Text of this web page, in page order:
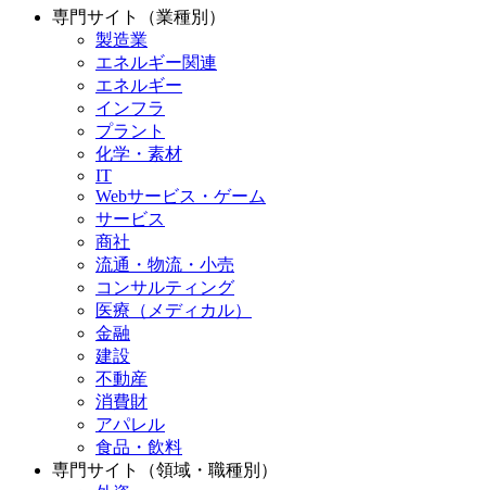
専門サイト（業種別）
製造業
エネルギー関連
エネルギー
インフラ
プラント
化学・素材
IT
Webサービス・ゲーム
サービス
商社
流通・物流・小売
コンサルティング
医療（メディカル）
金融
建設
不動産
消費財
アパレル
食品・飲料
専門サイト（領域・職種別）